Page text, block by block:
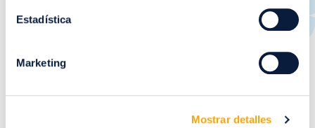
Estadística
Marketing
Mostrar detalles
de Puerto Venecia
restaurantes de Puerto Venecia. Descubre las mejores